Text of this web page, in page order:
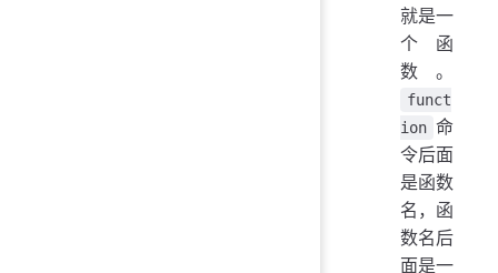
就是一
个函
数。
funct
ion 命
令后面
是函数
名，函
数名后
面是一